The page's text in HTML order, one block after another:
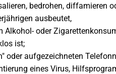
bedrohen, diffamieren
ausbeutet,
Alkohol- oder
ist;
oder aufgezeichneten
eines Virus,